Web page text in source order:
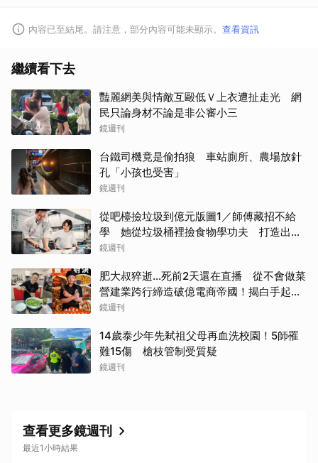
內容已至結尾。請注意，部分內容可能未顯示。 查看資訊
繼續看下去
豔麗網美與情敵互毆低Ｖ上衣遭扯走光 網
民只論身材不論是非公審小三
鏡週刊
台鐵司機竟是偷拍狼 車站廁所、農場放針
孔「小孩也受害」
鏡週刊
從吧檯撿垃圾到億元版圖1／師傅藏招不給
學 她從垃圾桶裡撿食物學功夫 打造出最
難訂的餐廳
鏡週刊
肥大叔猝逝...死前2天還在直播 從不會做菜
營建業跨行締造破億電商帝國！揭白手起家
創業祕辛
鏡週刊
14歲泰少年先弒祖父母再血洗校園！5師罹
難15傷 槍枝管制受質疑
鏡週刊
查看更多鏡週刊
最近1小時結果
取消